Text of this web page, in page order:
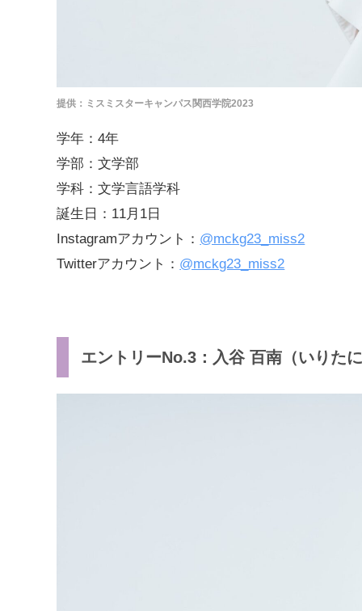
提供：ミスミスターキャンパス関西学院2023
学年：4年
学部：文学部
学科：文学言語学科
誕生日：11月1日
Instagramアカウント： @mckg23_miss2
Twitterアカウント： @mckg23_miss2
エントリーNo.3：入谷 百南（いりた